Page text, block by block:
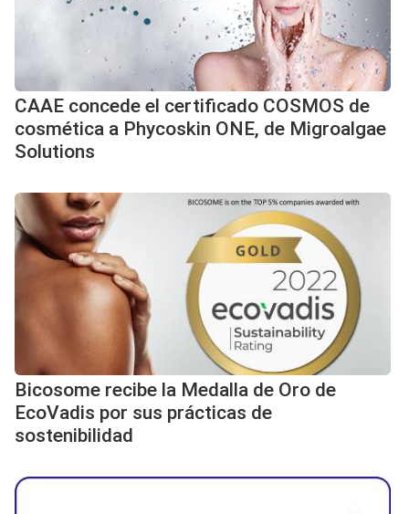
CAAE concede el certificado COSMOS de
cosmética a Phycoskin ONE, de Migroalgae
Solutions
Bicosome recibe la Medalla de Oro de
EcoVadis por sus prácticas de
sostenibilidad